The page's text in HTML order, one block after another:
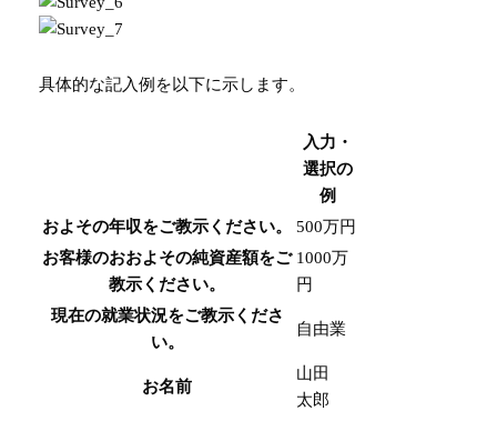
具体的な記入例を以下に示します。
入力・
選択の
例
およその年収をご教示ください。
500万円
お客様のおおよその純資産額をご
教示ください。
1000万
円
現在の就業状況をご教示くださ
い。
自由業
お名前
山田
太郎